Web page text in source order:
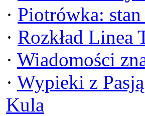
· Piotrówka:
· Rozkład Linea
· Wiadomości
· Wypieki z
Kula